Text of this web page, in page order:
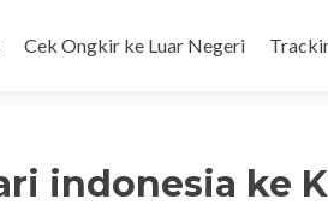
Cek Ongkir ke Luar Negeri
indonesia ke